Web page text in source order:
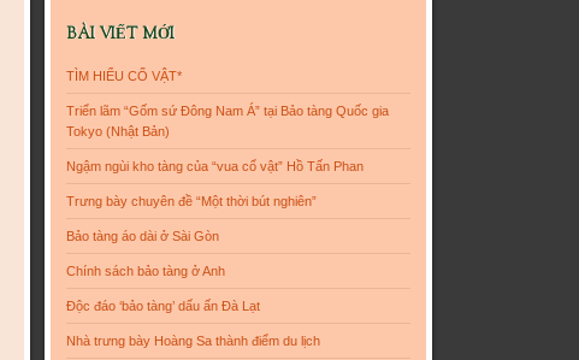
BÀI VIẾT MỚI
TÌM HIỂU CỔ VẬT*
Triển lãm “Gốm sứ Đông Nam Á” tại Bảo tàng Quốc gia
Tokyo (Nhật Bản)
Ngậm ngùi kho tàng của “vua cổ vật” Hồ Tấn Phan
Trưng bày chuyên đề “Một thời bút nghiên”
Bảo tàng áo dài ở Sài Gòn
Chính sách bảo tàng ở Anh
Độc đáo ‘bảo tàng’ dấu ấn Đà Lạt
Nhà trưng bày Hoàng Sa thành điểm du lịch